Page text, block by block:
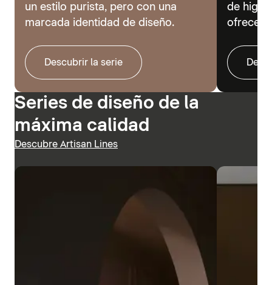
un estilo purista, pero con una
marcada identidad de diseño.
Descubrir la serie
de
ofrecer
Series de diseño de la
máxima calidad
Descubre Artisan Lines